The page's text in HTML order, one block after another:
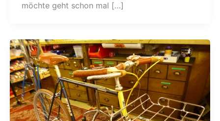
möchte geht schon mal […]